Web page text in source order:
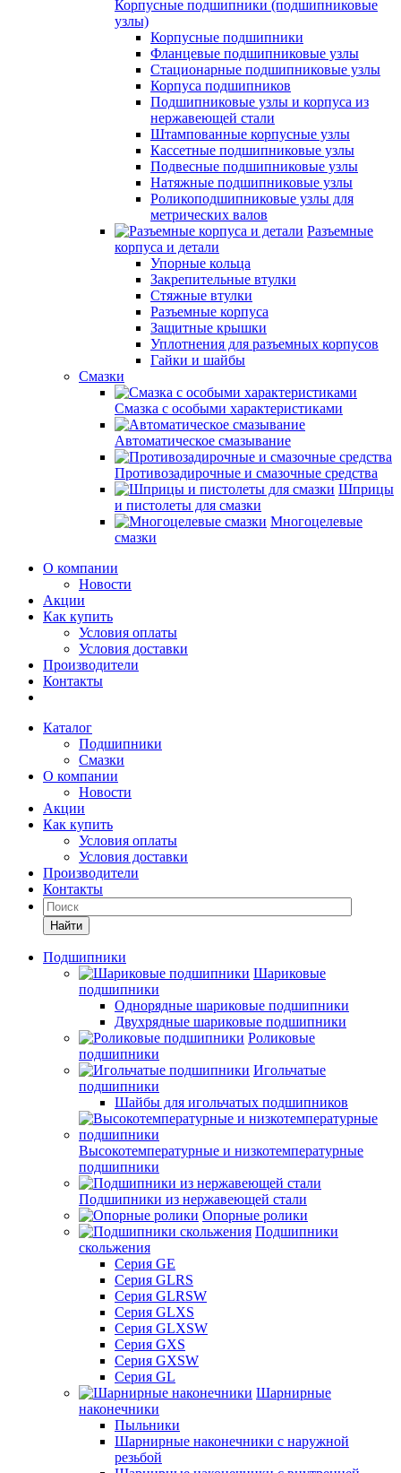
Корпусные подшипники (подшипниковые
узлы)
Корпусные подшипники
Фланцевые подшипниковые узлы
Стационарные подшипниковые узлы
Корпуса подшипников
Подшипниковые узлы и корпуса из
нержавеющей стали
Штампованные корпусные узлы
Кассетные подшипниковые узлы
Подвесные подшипниковые узлы
Натяжные подшипниковые узлы
Роликоподшипниковые узлы для
метрических валов
Разъемные
корпуса и детали
Упорные кольца
Закрепительные втулки
Стяжные втулки
Разъемные корпуса
Защитные крышки
Уплотнения для разъемных корпусов
Гайки и шайбы
Смазки
Смазка с особыми характеристиками
Автоматическое смазывание
Противозадирочные и смазочные средства
Шприцы
и пистолеты для смазки
Многоцелевые
смазки
О компании
Новости
Акции
Как купить
Условия оплаты
Условия доставки
Производители
Контакты
Каталог
Подшипники
Смазки
О компании
Новости
Акции
Как купить
Условия оплаты
Условия доставки
Производители
Контакты
Найти
Подшипники
Шариковые
подшипники
Однорядные шариковые подшипники
Двухрядные шариковые подшипники
Роликовые
подшипники
Игольчатые
подшипники
Шайбы для игольчатых подшипников
Высокотемпературные и низкотемпературные
подшипники
Подшипники из нержавеющей стали
Опорные ролики
Подшипники
скольжения
Серия GE
Серия GLRS
Серия GLRSW
Серия GLXS
Серия GLXSW
Серия GXS
Серия GXSW
Серия GL
Шарнирные
наконечники
Пыльники
Шарнирные наконечники с наружной
резьбой